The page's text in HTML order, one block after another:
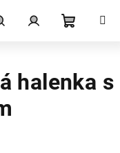
košík
halenka s